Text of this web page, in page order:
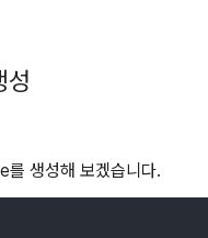
생성해 보겠습니다.